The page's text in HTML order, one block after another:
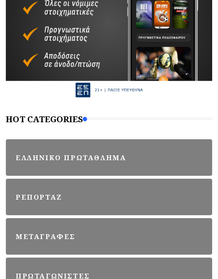
HOT CATEGORIES
ΕΛΛΗΝΙΚΟ ΠΡΩΤΑΘΛΗΜΑ
ΡΕΠΟΡΤΑΖ
ΜΕΤΑΓΡΑΦΕΣ
ΠΡΩΤΑΓΩΝΙΣΤΕΣ